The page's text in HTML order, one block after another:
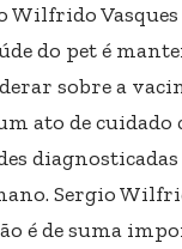
Wilfrido
do pet é
sobre a
ato de
Sergio
é de suma